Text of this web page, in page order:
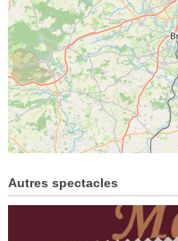
Autres spectacles